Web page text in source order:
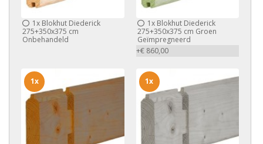
1x Blokhut Diederick
275+350x375 cm
Onbehandeld
1xBlokhut Diederick
275+350x375 cm Groen
Geïmpregneerd
+€ 860,00
1x 1x